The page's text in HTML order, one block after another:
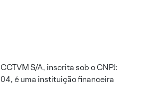
S/A, inscrita sob o CNPJ:
é uma instituição financeira